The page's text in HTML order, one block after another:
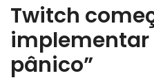
Twitch
implementar
pânico”